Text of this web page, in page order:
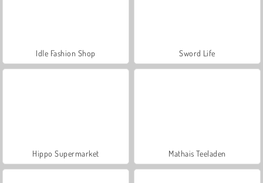
Idle Fashion Shop Sword Life
Hippo Supermarket Mathais Teeladen